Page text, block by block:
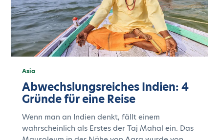
Asia
Abwechslungsreiches Indien: 4
Gründe für eine Reise
Wenn man an Indien denkt, fällt einem
wahrscheinlich als Erstes der Taj Mahal ein. Das